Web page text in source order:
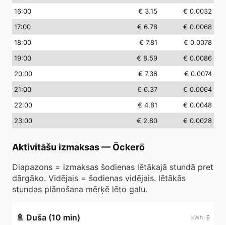
16:00 € 3.15
€ 0.0032
17:00 € 6.78
€ 0.0068
18:00 € 7.81
€ 0.0078
19:00 € 8.59
€ 0.0086
20:00 € 7.36
€ 0.0074
21:00 € 6.37
€ 0.0064
22:00 € 4.81
€ 0.0048
23:00 € 2.80 € 0.0028
Aktivitāšu izmaksas— Öckerö
Diapazons = izmaksas šodienas lētākajā stundā pret
dārgāko. Vidējais = šodienas vidējais. lētākās
stundas plānošana mērķē lēto galu.
🚿 Duša (10 min) 6